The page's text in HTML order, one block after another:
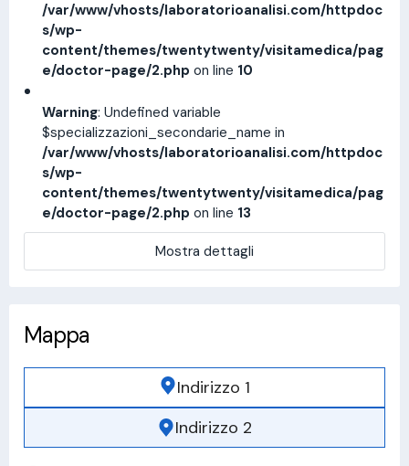
/var/www/vhosts/laboratorioanalisi.com/httpdoc
s/wp-
content/themes/twentytwenty/visitamedica/pag
e/doctor-page/2.php on line 10
Warning: Undefined variable
$specializzazioni_secondarie_name in
/var/www/vhosts/laboratorioanalisi.com/httpdoc
s/wp-
content/themes/twentytwenty/visitamedica/pag
e/doctor-page/2.php on line 13
Mostra dettagli
Mappa
Indirizzo 1
Indirizzo 2